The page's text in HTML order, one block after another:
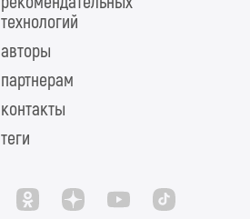
технологий
авторы
партнерам
контакты
теги